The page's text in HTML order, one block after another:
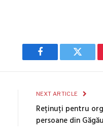
Facebook Twitter
NEXT ARTICLE
Reținuți pentru
persoane din